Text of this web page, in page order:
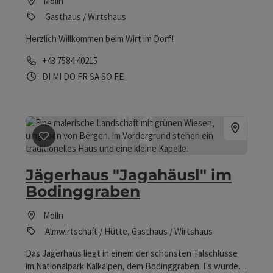
Gasthaus / Wirtshaus
Herzlich Willkommen beim Wirt im Dorf!
Telefon
+43 7584 40215
Öffnungszeiten
DI Dienstag geöffnet
MI Mittwoch geöffnet
DO Donnerstag geöffnet
FR Freitag geöffnet
SASamstag geöffnet
SO Sonntag geöffnet
FEFeiertag geöffnet
Beitrag merken: Jägerhaus "Jagahäusl" im
Jägerhaus "Jagahäusl" im
Bodinggraben
Molln
Almwirtschaft / Hütte, Gasthaus / Wirtshaus
Das Jägerhaus liegt in einem der schönsten Talschlüsse
im Nationalpark Kalkalpen, dem Bodinggraben. Es wurde